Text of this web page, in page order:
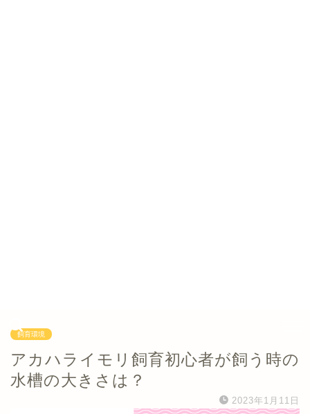
飼育環境
アカハライモリ飼育初心者が飼う時の
水槽の大きさは？
2023年1月11日